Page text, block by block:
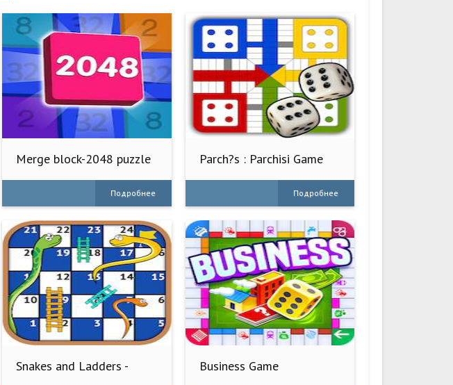
Merge block-2048 puzzle
Подробнее
Parch?s : Parchisi Game
Подробнее
Snakes and Ladders -
Business Game